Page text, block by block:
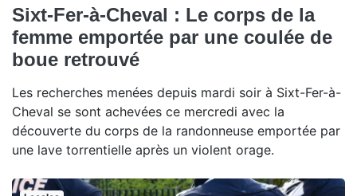
Sixt-Fer-à-Cheval : Le corps de la
femme emportée par une coulée de
boue retrouvé
Les recherches menées depuis mardi soir à Sixt-Fer-à-
Cheval se sont achevées ce mercredi avec la
découverte du corps de la randonneuse emportée par
une lave torrentielle après un violent orage.